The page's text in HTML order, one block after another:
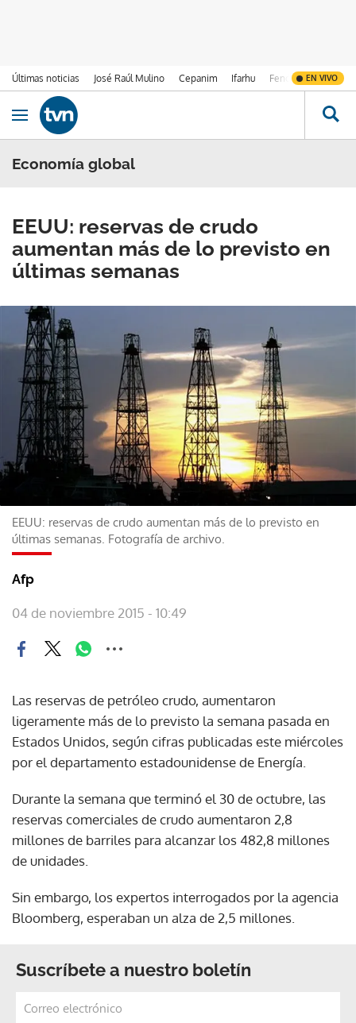
Últimas noticias José Raúl Mulino Cepanim Ifarhu Fenómeno de El
EN VIVO
Ir al contenido
Obrir navegació
Economía global
EEUU: reservas de crudo
aumentan más de lo previsto en
últimas semanas
EEUU: reservas de crudo aumentan más de lo previsto en
últimas semanas. Fotografía de archivo.
Afp
04 de noviembre 2015 - 10:49
Las reservas de petróleo crudo, aumentaron
ligeramente más de lo previsto la semana pasada en
Estados Unidos, según cifras publicadas este miércoles
por el departamento estadounidense de Energía.
Durante la semana que terminó el 30 de octubre, las
reservas comerciales de crudo aumentaron 2,8
millones de barriles para alcanzar los 482,8 millones
de unidades.
Sin embargo, los expertos interrogados por la agencia
Bloomberg, esperaban un alza de 2,5 millones.
Suscríbete a nuestro boletín